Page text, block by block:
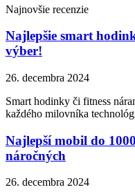
Najnovšie recenzie
Najlepšie smart
výber!
26. decembra 2024
Smart hodinky či fitness
každého milovníka
Najlepší mobil do
náročných
26. decembra 2024